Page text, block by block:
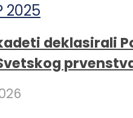
deklasirali